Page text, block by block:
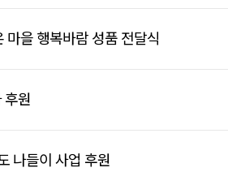
마을 행복바람 성품 전달식
후원
나들이 사업 후원